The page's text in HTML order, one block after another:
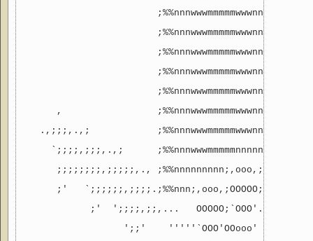
                        ;%%nnnwwwmmmmmwwwnnn%%;
                        ;%%nnnwwwmmmmmwwwnnn%%;
                        ;%%nnnwwwmmmmmwwwnnn%%;
                        ;%%nnnwwwmmmmmwwwnnn%%;
                        ;%%nnnwwwmmmmmwwwnnn%%;
      ,                 ;%%nnnwwwmmmmmwwwnnn%%;
.,;;;,.,;            ;%%nnnwwwmmmmmwwwnnn%%;
`;;;;,;;;,.,;      ;%%nnnwwwmmmmmnnnnnn%%;  ,
;;;;;;;;,;;;;;,., ;%%nnnnnnnnn;,ooo,;n%%;
;'   `;;;;;;,;;;;.;%%nnn;,ooo,;OOOOO;n%%;
;'  ';;;;,;;,...
';;'    '''''`OOO'OOooo' ''' ;'